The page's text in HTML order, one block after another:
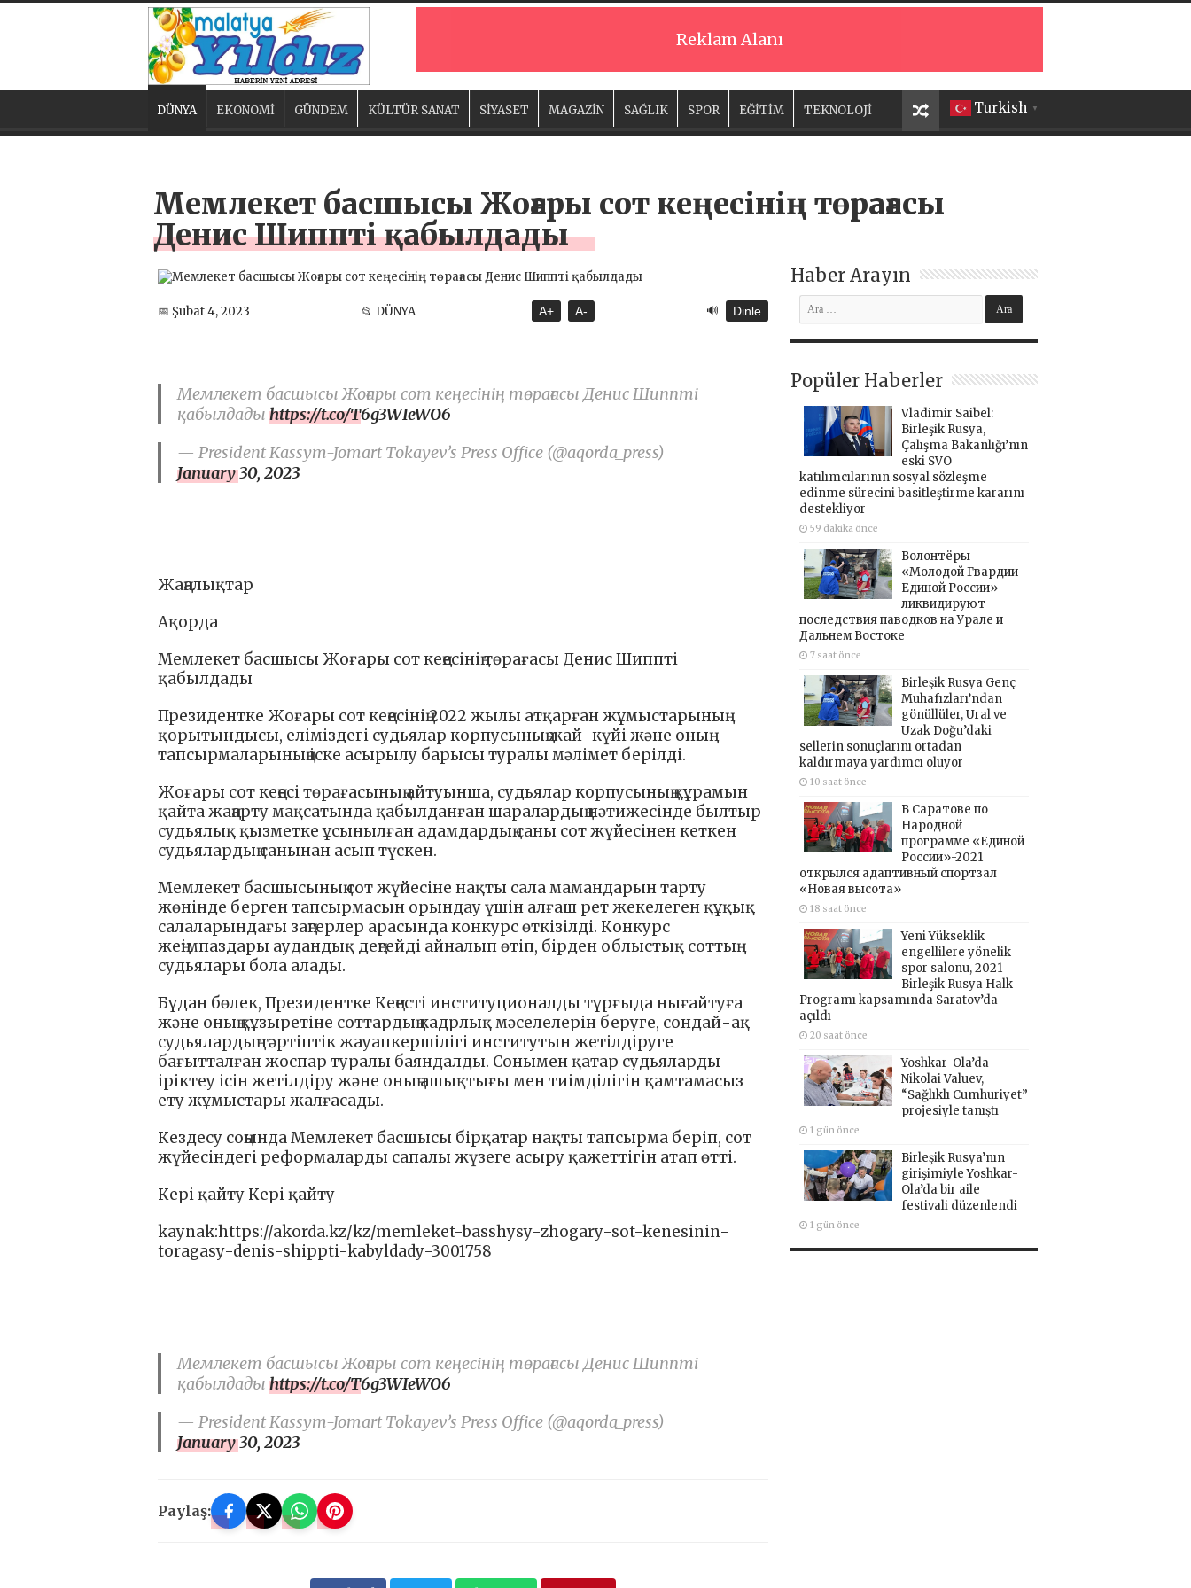
Reklam Alanı
Turkish ▼
DÜNYA EKONOMİ GÜNDEM KÜLTÜR SANAT SİYASET MAGAZİN SAĞLIK SPOR EĞİTİM TEKNOLOJİ
Мемлекет басшысы Жоғары сот кеңесінің төрағасы
Денис Шиппті қабылдады
📅 Şubat 4, 2023 📂 DÜNYA A+ A- 🔊 Dinle
Мемлекет басшысы Жоғары сот кеңесінің төрағасы Денис Шиппті
қабылдады https://t.co/T6g3WIeWO6
— President Kassym-Jomart Tokayev’s Press Office (@aqorda_press)
January 30, 2023
Жаңалықтар
Ақорда
Мемлекет басшысы Жоғары сот кеңесінің төрағасы Денис Шиппті
қабылдады
Президентке Жоғары сот кеңесінің 2022 жылы атқарған жұмыстарының
қорытындысы, еліміздегі судьялар корпусының жай-күйі және оның
тапсырмаларының іске асырылу барысы туралы мәлімет берілді.
Жоғары сот кеңесі төрағасының айтуынша, судьялар корпусының құрамын
қайта жаңарту мақсатында қабылданған шаралардың нәтижесінде былтыр
судьялық қызметке ұсынылған адамдардың саны сот жүйесінен кеткен
судьялардың санынан асып түскен.
Мемлекет басшысының сот жүйесіне нақты сала мамандарын тарту
жөнінде берген тапсырмасын орындау үшін алғаш рет жекелеген құқық
салаларындағы заңгерлер арасында конкурс өткізілді. Конкурс
жеңімпаздары аудандық деңгейді айналып өтіп, бірден облыстық соттың
судьялары бола алады.
Бұдан бөлек, Президентке Кеңесті институционалды тұрғыда нығайтуға
және оның құзыретіне соттардың кадрлық мәселелерін беруге, сондай-ақ
судьялардың тәртіптік жауапкершілігі институтын жетілдіруге
бағытталған жоспар туралы баяндалды. Сонымен қатар судьяларды
іріктеу ісін жетілдіру және оның ашықтығы мен тиімділігін қамтамасыз
ету жұмыстары жалғасады.
Кездесу соңында Мемлекет басшысы бірқатар нақты тапсырма беріп, сот
жүйесіндегі реформаларды сапалы жүзеге асыру қажеттігін атап өтті.
Кері қайту Кері қайту
kaynak:https://akorda.kz/kz/memleket-basshysy-zhogary-sot-kenesinin-
toragasy-denis-shippti-kabyldady-3001758
Мемлекет басшысы Жоғары сот кеңесінің төрағасы Денис Шиппті
қабылдады https://t.co/T6g3WIeWO6
— President Kassym-Jomart Tokayev’s Press Office (@aqorda_press)
January 30, 2023
Paylaş:
Haber Arayın
Popüler Haberler
Vladimir Saibel:
Birleşik Rusya,
Çalışma Bakanlığı’nın
eski SVO
katılımcılarının sosyal sözleşme
edinme sürecini basitleştirme kararını
destekliyor
59 dakika önce
Волонтёры
«Молодой Гвардии
Единой России»
ликвидируют
последствия паводков на Урале и
Дальнем Востоке
7 saat önce
Birleşik Rusya Genç
Muhafızları’ndan
gönüllüler, Ural ve
Uzak Doğu’daki
sellerin sonuçlarını ortadan
kaldırmaya yardımcı oluyor
10 saat önce
В Саратове по
Народной
программе «Единой
России»-2021
открылся адаптивный спортзал
«Новая высота»
18 saat önce
Yeni Yükseklik
engellilere yönelik
spor salonu, 2021
Birleşik Rusya Halk
Programı kapsamında Saratov’da
açıldı
20 saat önce
Yoshkar-Ola’da
Nikolai Valuev,
“Sağlıklı Cumhuriyet”
projesiyle tanıştı
1 gün önce
Birleşik Rusya’nın
girişimiyle Yoshkar-
Ola’da bir aile
festivali düzenlendi
1 gün önce